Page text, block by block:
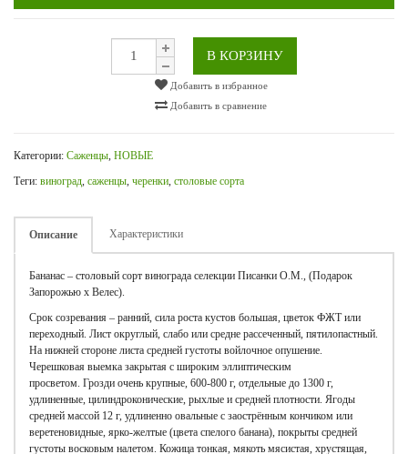
В КОРЗИНУ
Добавить в избранное
Добавить в сравнение
Категории: Саженцы, НОВЫЕ
Теги: виноград, саженцы, черенки, столовые сорта
Описание Характеристики
Бананас – столовый сорт винограда селекции Писанки О.М., (Подарок
Запорожью х Велес).
Срок созревания – ранний, сила роста кустов большая, цветок ФЖТ или
переходный. Лист округлый, слабо или средне рассеченный, пятилопастный.
На нижней стороне листа средней густоты войлочное опушение.
Черешковая выемка закрытая с широким эллиптическим
просветом. Грозди очень крупные, 600-800 г, отдельные до 1300 г,
удлиненные, цилиндроконические, рыхлые и средней плотности. Ягоды
средней массой 12 г, удлиненно овальные с заострённым кончиком или
веретеновидные, ярко-желтые (цвета спелого банана), покрыты средней
густоты восковым налетом. Кожица тонкая, мякоть мясистая, хрустящая,